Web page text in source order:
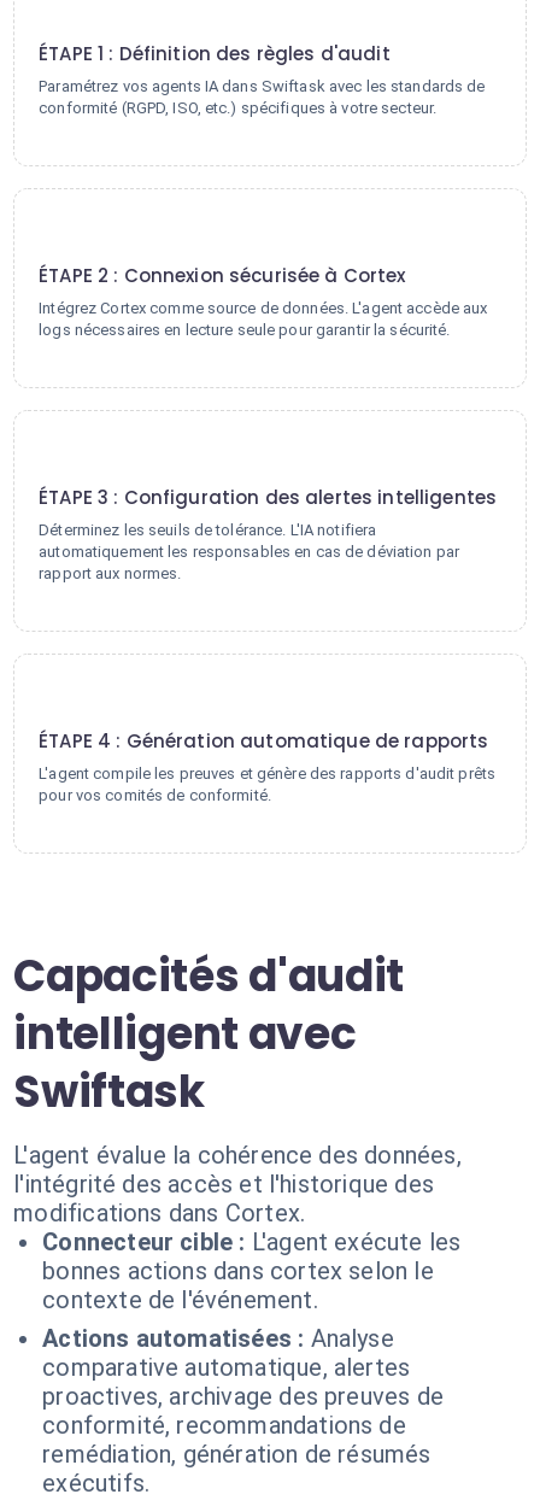
ÉTAPE 1 : Définition des règles d'audit
Paramétrez vos agents IA dans Swiftask avec les standards de
conformité (RGPD, ISO, etc.) spécifiques à votre secteur.
ÉTAPE 2 : Connexion sécurisée à Cortex
Intégrez Cortex comme source de données. L'agent accède aux
logs nécessaires en lecture seule pour garantir la sécurité.
ÉTAPE 3 : Configuration des alertes intelligentes
Déterminez les seuils de tolérance. L'IA notifiera
automatiquement les responsables en cas de déviation par
rapport aux normes.
ÉTAPE 4 : Génération automatique de rapports
L'agent compile les preuves et génère des rapports d'audit prêts
pour vos comités de conformité.
Capacités d'audit
intelligent avec
Swiftask
L'agent évalue la cohérence des données,
l'intégrité des accès et l'historique des
modifications dans Cortex.
Connecteur cible : L'agent exécute les
bonnes actions dans cortex selon le
contexte de l'événement.
Actions automatisées : Analyse
comparative automatique, alertes
proactives, archivage des preuves de
conformité, recommandations de
remédiation, génération de résumés
exécutifs.